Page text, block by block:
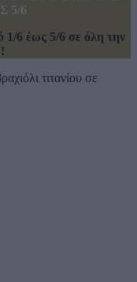
5/6
6 έως 5/6 σε όλη την
τιτανίου σε